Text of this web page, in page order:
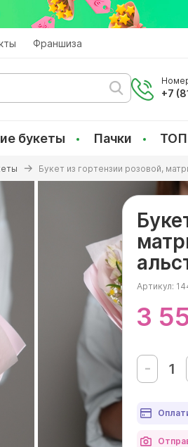
Франшиза
+7
букеты Пачки ТОП
Букет из гортензии розовой,
Артикул:
3
-